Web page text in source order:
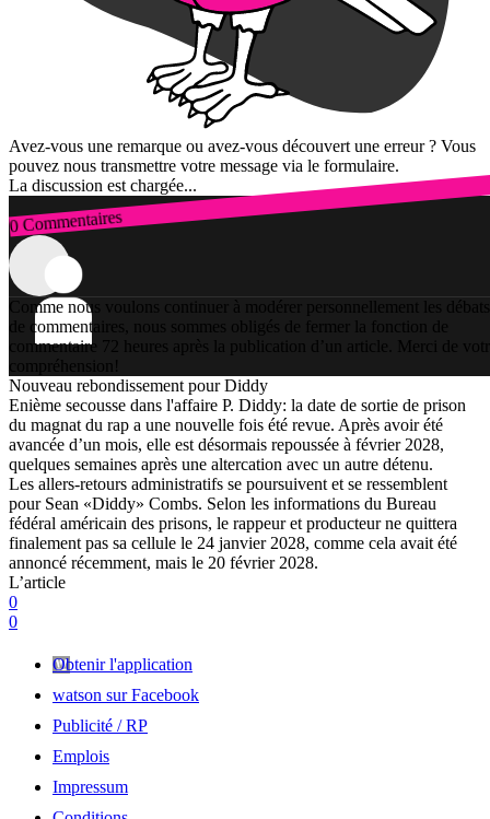
Avez-vous une remarque ou avez-vous découvert une erreur ? Vous
pouvez nous transmettre votre message via le formulaire.
La discussion est chargée...
0 Commentaires
Connexion
Comme nous voulons continuer à modérer personnellement les débats
de commentaires, nous sommes obligés de fermer la fonction de
commentaire 72 heures après la publication d’un article. Merci de
compréhension!
Nouveau rebondissement pour Diddy
Enième secousse dans l'affaire P. Diddy: la date de sortie de prison
du magnat du rap a une nouvelle fois été revue. Après avoir été
avancée d’un mois, elle est désormais repoussée à février 2028,
quelques semaines après une altercation avec un autre détenu.
Les allers-retours administratifs se poursuivent et se ressemblent
pour Sean «Diddy» Combs. Selon les informations du Bureau
fédéral américain des prisons, le rappeur et producteur ne quittera
finalement pas sa cellule le 24 janvier 2028, comme cela avait été
annoncé récemment, mais le 20 février 2028.
L’article
0
0
Obtenir l'application
watson sur Facebook
Publicité / RP
Emplois
Impressum